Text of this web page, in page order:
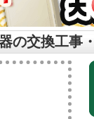
交換工事